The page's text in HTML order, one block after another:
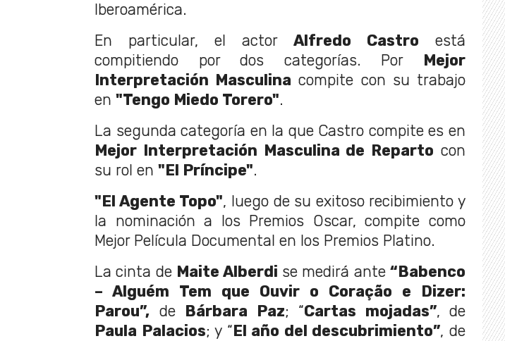
Iberoamérica.
En particular, el actor Alfredo Castro está
compitiendo por dos categorías. Por Mejor
Interpretación Masculina compite con su trabajo
en "Tengo Miedo Torero".
La segunda categoría en la que Castro compite es en
Mejor Interpretación Masculina de Reparto con
su rol en "El Príncipe".
"El Agente Topo", luego de su exitoso recibimiento y
la nominación a los Premios Oscar, compite como
Mejor Película Documental en los Premios Platino.
La cinta de Maite Alberdi se medirá ante “Babenco
– Alguém Tem que Ouvir o Coração e Dizer:
Parou”, de Bárbara Paz; “Cartas mojadas”, de
Paula Palacios; y “El año del descubrimiento”, de